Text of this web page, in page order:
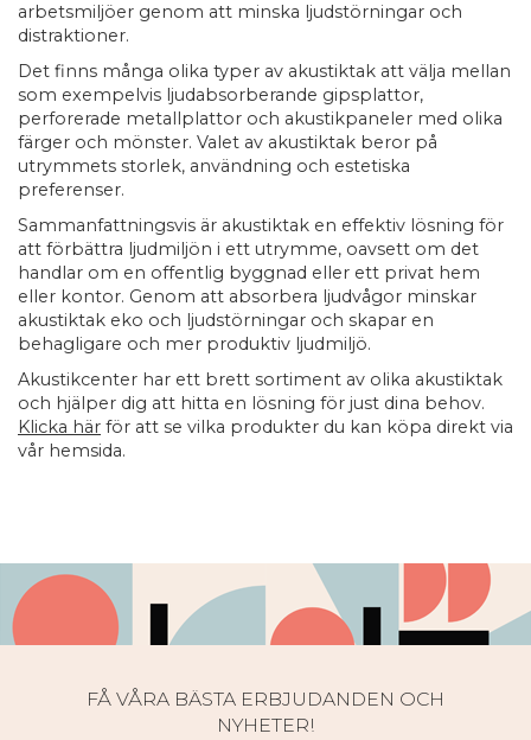
arbetsmiljöer genom att minska ljudstörningar och
distraktioner.
Det finns många olika typer av akustiktak att välja mellan
som exempelvis ljudabsorberande gipsplattor,
perforerade metallplattor och akustikpaneler med olika
färger och mönster. Valet av akustiktak beror på
utrymmets storlek, användning och estetiska
preferenser.
Sammanfattningsvis är akustiktak en effektiv lösning för
att förbättra ljudmiljön i ett utrymme, oavsett om det
handlar om en offentlig byggnad eller ett privat hem
eller kontor. Genom att absorbera ljudvågor minskar
akustiktak eko och ljudstörningar och skapar en
behagligare och mer produktiv ljudmiljö.
Akustikcenter har ett brett sortiment av olika akustiktak
och hjälper dig att hitta en lösning för just dina behov.
Klicka här för att se vilka produkter du kan köpa direkt via
vår hemsida.
FÅ VÅRA BÄSTA ERBJUDANDEN OCH
NYHETER!